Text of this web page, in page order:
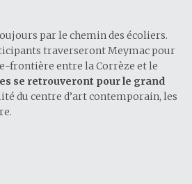
par le chemin des écoliers.
traverseront Meymac pour
frontière entre la Corrèze et le
se retrouveront pour le grand
du centre d’art contemporain, les